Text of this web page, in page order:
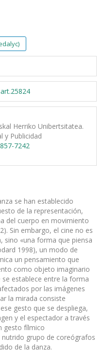
Herriko Unibertsitatea.
y Publicidad
7242
se han establecido
de la representación,
del cuerpo en movimiento
Sin embargo, el cine no es
sino «una forma que piensa
1998), un modo de
un pensamiento que
como objeto imaginario
establece entre la forma
por las imágenes
la mirada consiste
gesto que se despliega,
y el espectador a través
gesto fílmico
grupo de coreógrafos
de la danza.